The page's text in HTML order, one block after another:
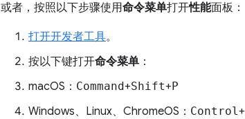
或者，按照以下步骤使用命令菜单打开性能面板：
打开开发者工具。
按以下键打开命令菜单 ：
macOS： Command+Shift+P
Windows、Linux、ChromeOS： Control+